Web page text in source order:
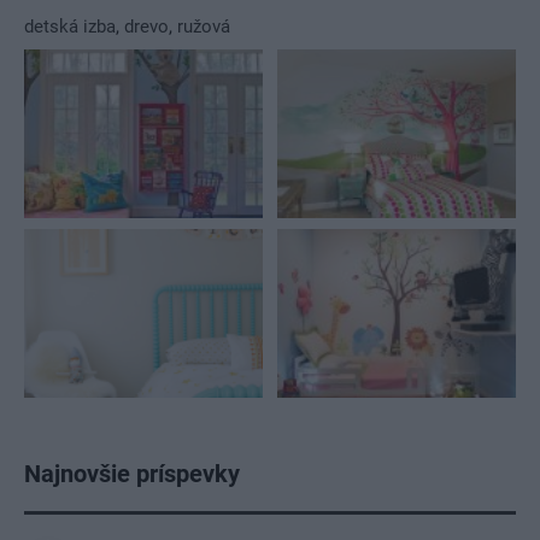
detská izba, drevo, ružová
Najnovšie príspevky